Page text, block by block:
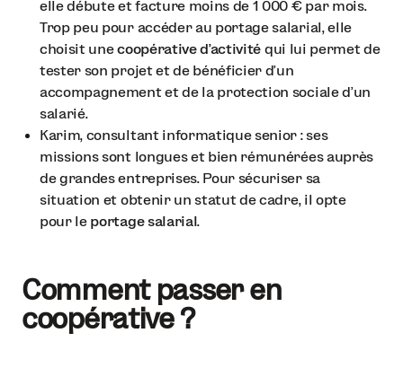
elle débute et facture moins de 1 000 € par mois.
Trop peu pour accéder au portage salarial, elle
choisit unecoopérative d’activité qui lui permet de
tester son projet et de bénéficier d’un
accompagnement et de la protection sociale d’un
salarié.
Karim, consultant informatique senior : ses
missions sont longues et bien rémunérées auprès
de grandes entreprises. Pour sécuriser sa
situation et obtenir un statut de cadre, il opte
pour le portage salarial.
Comment passer en
coopérative ?